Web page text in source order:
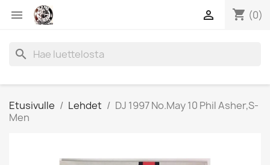
 shopping_cart (0)

search
Etusivulle Lehdet
DJ 1997 No.May 10 Phil Asher,S-
Men